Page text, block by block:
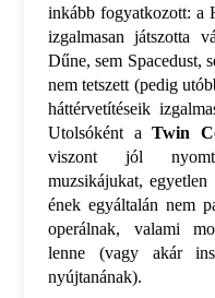
inkább fogyatkozott: a
izgalmasan játszotta
Dűne, sem Spacedust,
nem tetszett (pedig
háttérvetítéseik
Utolsóként aTwin
viszont jól
muzsikájukat,
ének egyáltalán nem
operálnak, valami
lenne (vagy akár
nyújtanának).